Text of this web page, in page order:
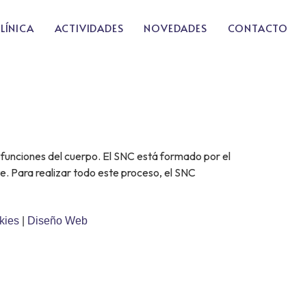
ACTIVIDADES NOVEDADES CONTACTO
del cuerpo. El SNC está formado por el
Para realizar todo este proceso, el SNC
Diseño Web